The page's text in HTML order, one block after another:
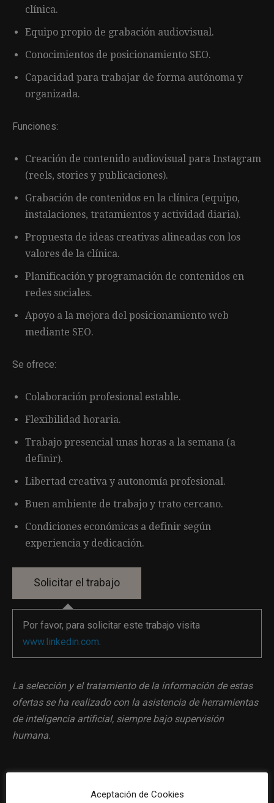
clínica.
Equipo propio de grabación audiovisual.
Conocimientos de posicionamiento SEO.
Capacidad para trabajar de forma autónoma y
organizada.
Funciones:
Creación de contenido audiovisual para Instagram
(reels, stories y publicaciones).
Grabación de contenidos en la clínica (equipo,
instalaciones, tratamientos y actividad diaria).
Propuesta de ideas creativas alineadas con los
valores de la clínica.
Planificación y programación de contenidos en
redes sociales.
Apoyo a la mejora del posicionamiento web
mediante SEO.
Se ofrece:
Colaboración profesional estable.
Flexibilidad horaria.
Trabajo presencial unas horas a la semana (a
definir).
Libertad creativa y autonomía profesional.
Buen ambiente de trabajo y trato cercano.
Condiciones económicas a definir según
experiencia y dedicación.
Por favor, para solicitar este trabajo visita
www.linkedin.com.
La selección y el tratamiento de la información de estas
ofertas se ha realizado con la asistencia de herramientas
de inteligencia artificial, siempre bajo supervisión
humana.
Aceptación de Cookies